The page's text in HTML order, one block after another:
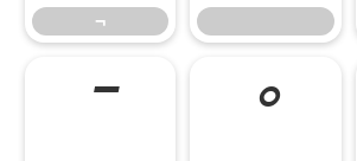
¬
¯ °